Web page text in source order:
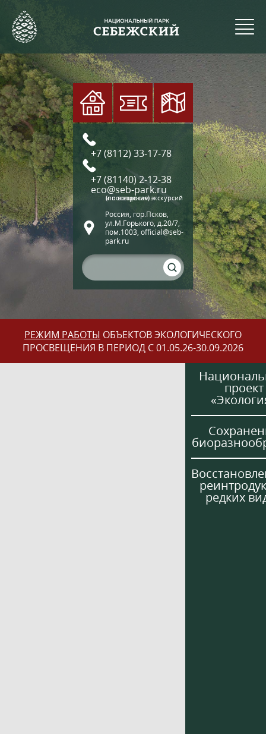
+7 (8112) 33-17-78
+7 (81140) 2-12-38
eco@seb-park.ru
(по вопросам экскурсий и посещения)
Россия, гор.Псков,
ул.М.Горького, д.20/7,
пом.1003, official@seb-
park.ru
РЕЖИМ РАБОТЫ ОБЪЕКТОВ ЭКОЛОГИЧЕСКОГО
ПРОСВЕЩЕНИЯ В ПЕРИОД С 01.05.26-30.09.2026
проект
редких